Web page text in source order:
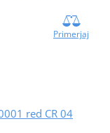
Primerjaj
red CR 04